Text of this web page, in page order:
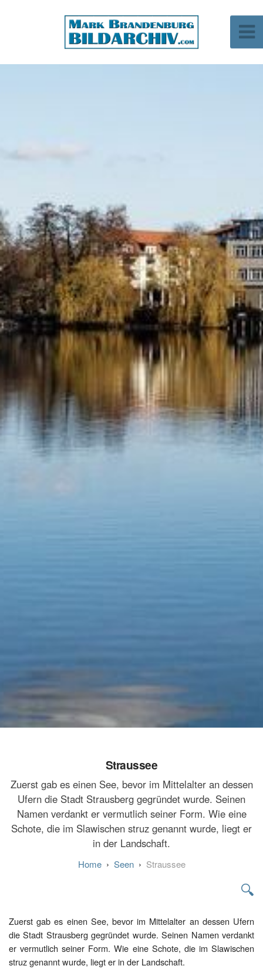
Straussee
Zuerst gab es einen See, bevor im Mittelalter an dessen
Ufern die Stadt Strausberg gegründet wurde. Seinen
Namen verdankt er vermutlich seiner Form. Wie eine
Schote, die im Slawischen struz genannt wurde, liegt er
in der Landschaft.
Seen Straussee
🔍
Zuerst gab es einen See, bevor im Mittelalter an dessen Ufern
die Stadt Strausberg gegründet wurde. Seinen Namen verdankt
er vermutlich seiner Form. Wie eine Schote, die im Slawischen
struz genannt wurde, liegt er in der Landschaft.